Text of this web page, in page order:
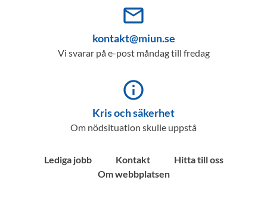
mail_outline
kontakt@miun.se
Vi svarar på e-post måndag till fredag
info_outline
Kris och säkerhet
Om nödsituation skulle uppstå
Lediga jobb Kontakt
Hitta till oss
Om webbplatsen